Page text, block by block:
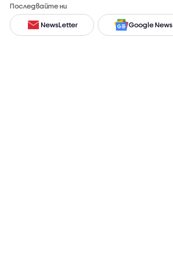
Последвайте ни
NewsLetter Google News